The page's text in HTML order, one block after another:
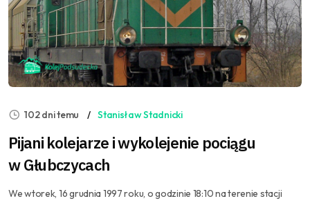
102 dni temu Stanisław Stadnicki
Pijani kolejarze i wykolejenie pociągu
w Głubczycach
We wtorek, 16 grudnia 1997 roku, o godzinie 18:10 na terenie stacji